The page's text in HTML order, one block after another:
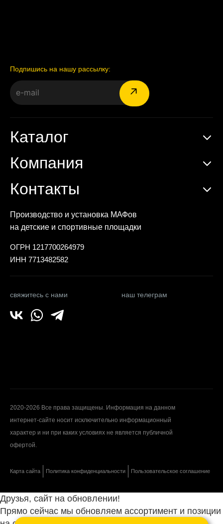
Подпишись на нашу рассылку:
Производство и установка МАФов
на детские и спортивные площадки
ОГРН 1217700264979
ИНН 7713482582
свяжитесь с нами наш телеграм
Каталог
Компания
Контакты
2020-2026 Все права защищены. Информация на данном
интернет-сайте носит исключительно информационный
характер и ни при каких условиях не является публичной
офертой.
Карта сайта Политика конфиденциальности Пользовательское соглашение
Друзья, сайт на обновлении!
Прямо сейчас мы обновляем ассортимент и позиции